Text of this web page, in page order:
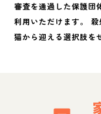
審査を通過した保護団
利用いただけます。
猫から迎える選択肢を